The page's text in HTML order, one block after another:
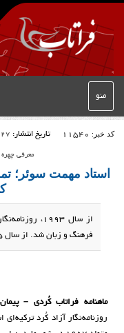
منو
کد خبر: 11540 تاریخ انتشار: 27 فروردین 1400 - 16:07
معرفی
استاد مهمت سوئر؛
از سال 1993،
فرهنگ و زبان شد. از سال 2005 علاوه بر عکاسی روزنامه‌نگاری، در ...
ماهنامه فراتاب کُردی – پیمان
روزنامه‌نگار آزاد کُرد